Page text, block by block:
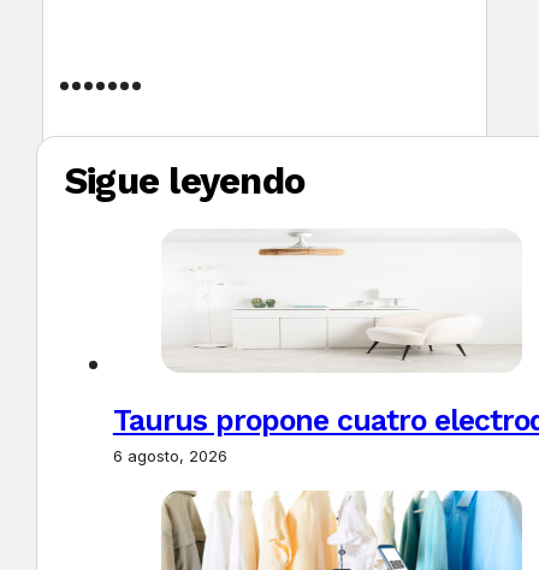
Sigue leyendo
Taurus propone cuatro
6 agosto, 2026